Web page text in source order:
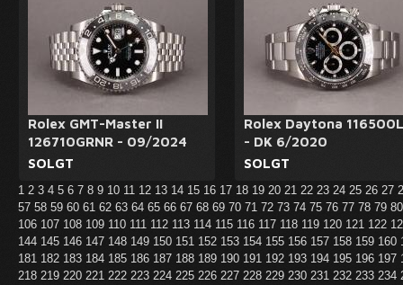
Rolex GMT-Master II
126710GRNR - 09/2024
SOLGT
Rolex Daytona
- DK 6/2020
SOLGT
1 2 3 4 5 6 7 8 9 10 11 12 13 14 15 16 17 18 19 20 21 22 23 24 25 26 27
57 58 59 60 61 62 63 64 65 66 67 68 69 70 71 72 73 74 75 76 77 78 79
106 107 108 109 110 111 112 113 114 115 116 117 118 119 120 121 122
144 145 146 147 148 149 150 151 152 153 154 155 156 157 158 159 160
181 182 183 184 185 186 187 188 189 190 191 192 193 194 195 196 197
218 219 220 221 222 223 224 225 226 227 228 229 230 231 232 233 234